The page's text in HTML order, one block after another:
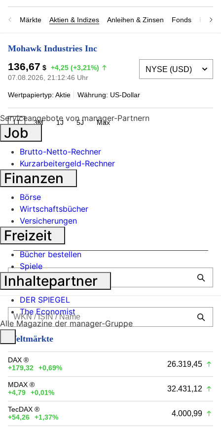
Märkte Aktien & Indizes Anleihen & Zinsen Fonds
Mohawk Industries Inc
136,67 $ +4,25 (+3,21%)
07.08.2026, 21:12:46 Uhr
Wertpapiertyp: Aktie Währung: US-Dollar
1T 3M 1J 5J Max
Weltmärkte
DAX ®
+179,32
+0,69% 26.319,45
MDAX ®
+4,79
+0,01% 32.431,12
TecDAX ®
+54,26
+1,37% 4.000,99
Serviceangebote von manager-Partnern
Job
Brutto-Netto-Rechner
Kurzarbeitergeld-Rechner
Finanzen
Börse
Wirtschaftsbücher
Versicherungen
Freizeit
Bücher bestellen
Spiele
Inhaltepartner
DER SPIEGEL
The Economist
Alle Magazine der manager-Gruppe